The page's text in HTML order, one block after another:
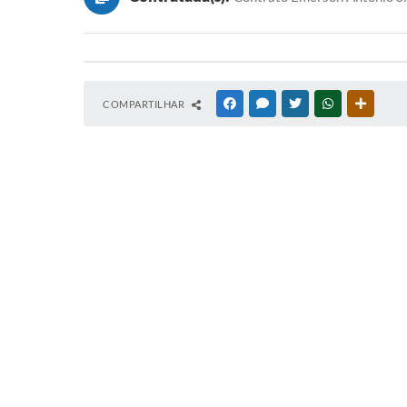
COMPARTILHAR FACEBOOKMESSENGER
TWITTERWHATSAPP